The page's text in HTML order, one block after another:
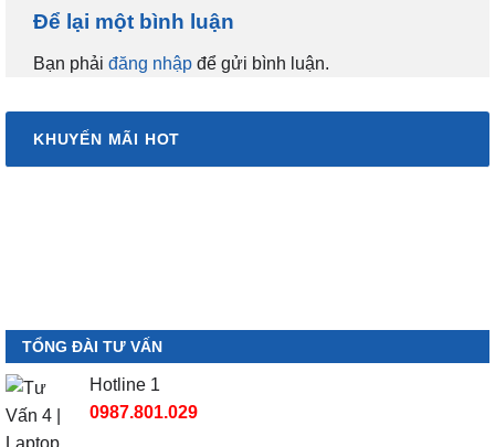
Để lại một bình luận
Bạn phải đăng nhập để gửi bình luận.
KHUYẾN MÃI HOT
TỔNG ĐÀI TƯ VẤN
Hotline 1
0987.801.029